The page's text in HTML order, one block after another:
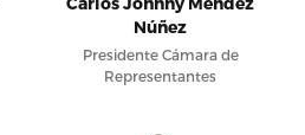
Núñez
Presidente Cámara de
Representantes